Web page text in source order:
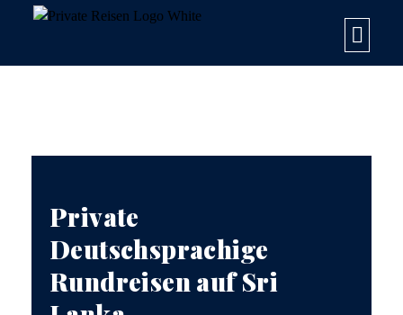
Private
Deutschsprachige
Rundreisen auf Sri